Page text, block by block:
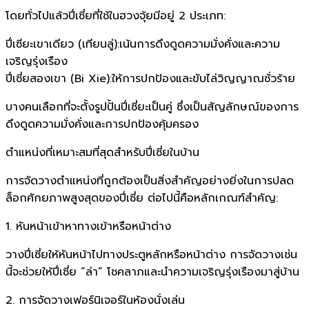
โดยทั่วไปแล้วปี่เซี่ยที่ใช้ในฮวงจุ้ยมีอยู่ 2 ประเภท:
ปี่เซียะเขาเดียว (เทียนลู่):เน้นการดึงดูดความมั่งคั่งและความ
เจริญรุ่งเรือง
ปี่เซี่ยสองเขา (Bi Xie):ให้การปกป้องและขับไล่วิญญาณชั่วร้าย
บางคนเลือกที่จะตั้งรูปปั้นปี่เซี่ยะเป็นคู่ ซึ่งเป็นสัญลักษณ์ของการ
ดึงดูดความมั่งคั่งและการปกป้องคุ้มครอง
ตำแหน่งที่เหมาะสมที่สุดสำหรับปี่เซี่ยในบ้าน
การจัดวางตำแหน่งที่ถูกต้องเป็นสิ่งสำคัญอย่างยิ่งในการปลด
ล็อกศักยภาพสูงสุดของปี่เซี่ย ต่อไปนี้คือหลักเกณฑ์สำคัญ:
1. หันหน้าเข้าหาทางเข้าหรือหน้าต่าง
วางปี่เซี่ยให้หันหน้าไปทางประตูหลักหรือหน้าต่าง การจัดวางเช่น
นี้จะช่วยให้ปี่เซี่ย “ล่า” โชคลาภและนำความเจริญรุ่งเรืองมาสู่บ้าน
2. การจัดวางเฟอร์นิเจอร์ในห้องนั่งเล่น